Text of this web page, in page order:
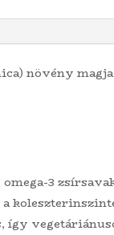
növény
omega-3